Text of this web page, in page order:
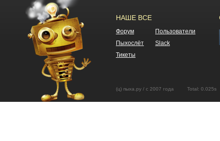
НАШЕ ВСЕ
Форум
Пользователи
Пыхослёт
Slack
Тикеты
(ц) пыха.ру / с 2007 года Total: